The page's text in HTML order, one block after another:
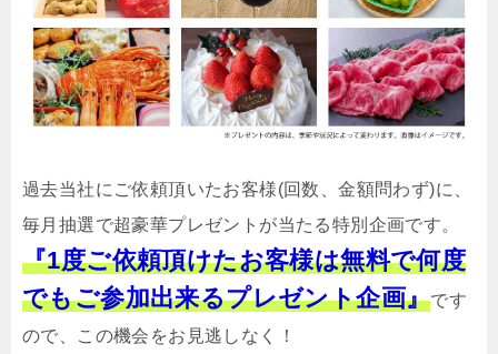
過去当社にご依頼頂いたお客様(回数、金額問わず)に、
毎月抽選で超豪華プレゼントが当たる特別企画です。
『1度ご依頼頂けたお客様は無料で何度
でもご参加出来るプレゼント企画』です
ので、この機会をお見逃しなく！